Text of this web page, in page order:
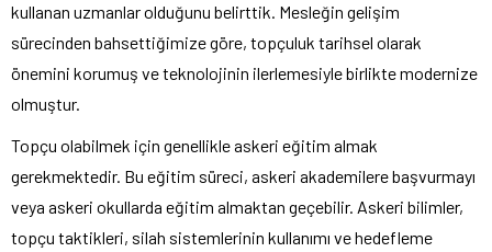
kullanan uzmanlar olduğunu belirttik. Mesleğin gelişim
sürecinden bahsettiğimize göre, topçuluk tarihsel olarak
önemini korumuş ve teknolojinin ilerlemesiyle birlikte modernize
olmuştur.
Topçu olabilmek için genellikle askeri eğitim almak
gerekmektedir. Bu eğitim süreci, askeri akademilere başvurmayı
veya askeri okullarda eğitim almaktan geçebilir. Askeri bilimler,
topçu taktikleri, silah sistemlerinin kullanımı ve hedefleme